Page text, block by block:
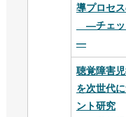
導プロセ
―チェッ
―
聴覚障害
を次世代
ント研究